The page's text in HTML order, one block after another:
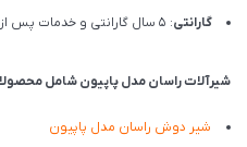
گارانتی: 5 سال گارانتی و خدمات پس از فروش
شیرآلات راسان مدل پاپیون شامل
شیر دوش راسان مدل پاپیون